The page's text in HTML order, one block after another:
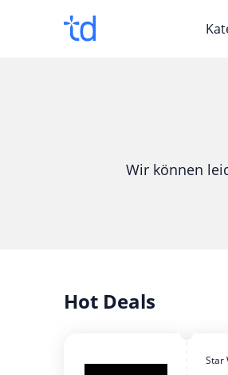
Wir können
Hot Deals
Star